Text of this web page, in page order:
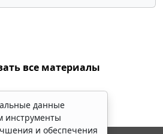
все материалы
данные
инструменты
и обеспечения